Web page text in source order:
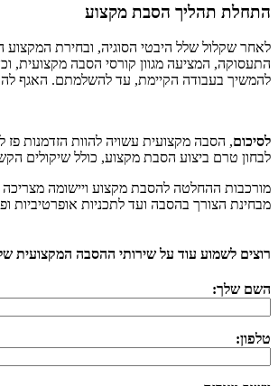
התחלת תהליך הסבת מקצוע
לאחר שקלול שלל היבטי הסוגיה, ובחירת
התעסוקה, המציעה מגוון קורסי הסבה מקצועית,
להמשיך בעבודה הקיימת, עד להשלמתם. האגף
לסיכום, הסבה מקצועית עשויה להוות הזדמנות
לבחון טרם ביצוע הסבת מקצוע, כולל שיקולים
מורכבות ההחלטה להסבת מקצוע ויישומה
מבחינת הצורך בהסבה ועד לתכניות אופרטיביות
רוצים לשמוע עוד על שירותי ההסבה המקצועית
השם שלך:
טלפון: